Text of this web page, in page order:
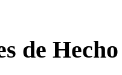
de Hecho